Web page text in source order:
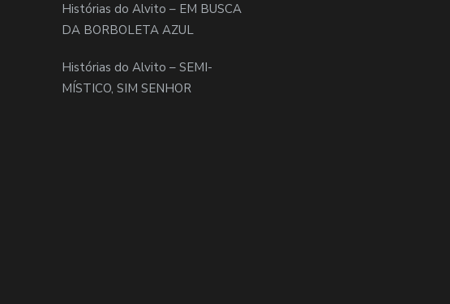
Histórias do Alvito – EM BUSCA
DA BORBOLETA AZUL
Histórias do Alvito – SEMI-
MÍSTICO, SIM SENHOR